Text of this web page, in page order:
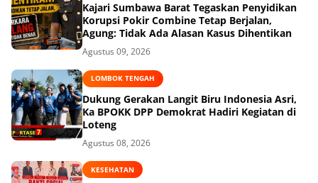
Kajari Sumbawa Barat Tegaskan Penyidikan
Korupsi Pokir Combine Tetap Berjalan,
Agung: Tidak Ada Alasan Kasus Dihentikan
Agustus 09, 2026
LOMBOK TENGAH
Dukung Gerakan Langit Biru Indonesia Asri,
Ka BPOKK DPP Demokrat Hadiri Kegiatan di
Loteng
Agustus 08, 2026
KESEHATAN